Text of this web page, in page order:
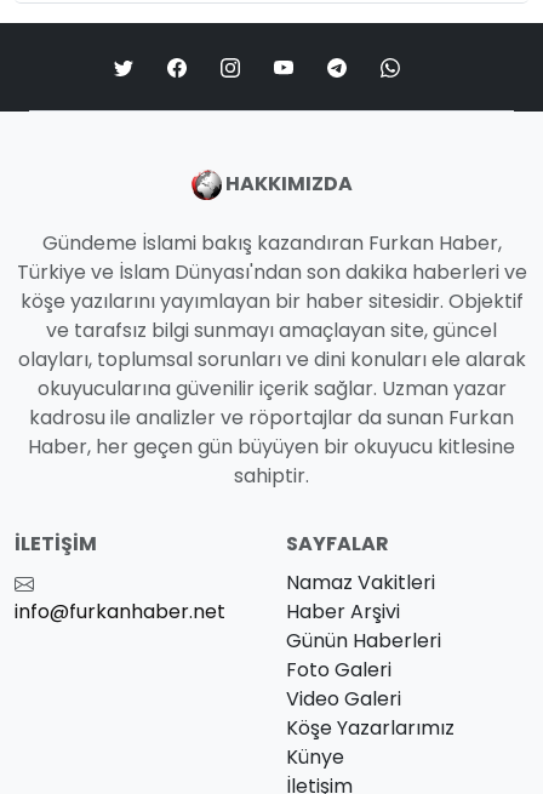
HAKKIMIZDA
Gündeme İslami bakış kazandıran Furkan Haber,
Türkiye ve İslam Dünyası'ndan son dakika haberleri ve
köşe yazılarını yayımlayan bir haber sitesidir. Objektif
ve tarafsız bilgi sunmayı amaçlayan site, güncel
olayları, toplumsal sorunları ve dini konuları ele alarak
okuyucularına güvenilir içerik sağlar. Uzman yazar
kadrosu ile analizler ve röportajlar da sunan Furkan
Haber, her geçen gün büyüyen bir okuyucu kitlesine
sahiptir.
İLETIŞIM
info@furkanhaber.net
SAYFALAR
Namaz Vakitleri
Haber Arşivi
Günün Haberleri
Foto Galeri
Video Galeri
Köşe Yazarlarımız
Künye
İletişim